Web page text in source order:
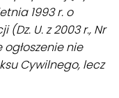
1993 r. o
U. z 2003 r., Nr
ogłoszenie nie
Cywilnego, lecz